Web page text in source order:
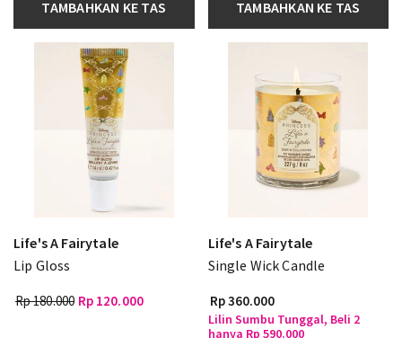
TAMBAHKAN KE TAS TAMBAHKAN KE TAS
Life's A Fairytale
Lip Gloss
Rp 180.000 Rp 120.000
Life's A Fairytale
Single Wick Candle
Rp 360.000
Lilin Sumbu Tunggal, Beli 2
hanya Rp 590.000